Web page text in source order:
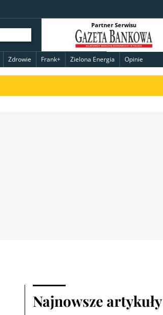
Partner Serwisu
Zdrowie Frank+ Zielona Energia Opinie
Najnowsze artykuły